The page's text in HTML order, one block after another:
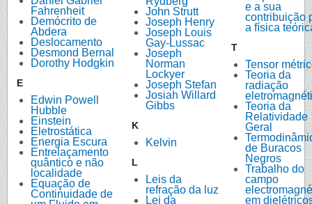
Fahrenheit
Demócrito de
Abdera
Deslocamento
Desmond Bernal
Dorothy Hodgkin
E
Edwin Powell
Hubble
Einstein
Eletrostática
Energia Escura
Entrelaçamento
quântico e não
localidade
Equação de
Continuidade de
John Strutt
Joseph Henry
Joseph Louis
Gay-Lussac
Joseph
Norman
Lockyer
Joseph Stefan
Josiah Willard
Gibbs
K
Kelvin
L
Leis da
refração da luz
Lei da
e a sua
contribuição
a física
T
Tensor
Teoria da
radiação
Teoria da
Relatividade
Geral
de Buracos
Negros
Trabalho do
campo
em